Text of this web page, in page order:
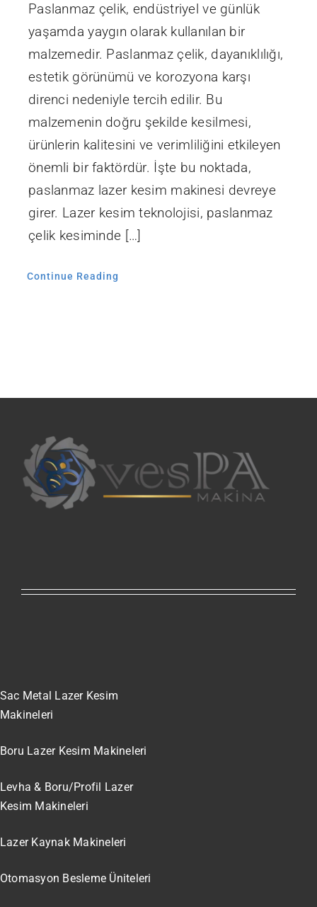
Paslanmaz çelik, endüstriyel ve günlük
yaşamda yaygın olarak kullanılan bir
malzemedir. Paslanmaz çelik, dayanıklılığı,
estetik görünümü ve korozyona karşı
direnci nedeniyle tercih edilir. Bu
malzemenin doğru şekilde kesilmesi,
ürünlerin kalitesini ve verimliliğini etkileyen
önemli bir faktördür. İşte bu noktada,
paslanmaz lazer kesim makinesi devreye
girer. Lazer kesim teknolojisi, paslanmaz
çelik kesiminde […]
Continue Reading
Sac Metal Lazer Kesim
Makineleri
Boru Lazer Kesim Makineleri
Levha & Boru/Profil Lazer
Kesim Makineleri
Lazer Kaynak Makineleri
Otomasyon Besleme Üniteleri